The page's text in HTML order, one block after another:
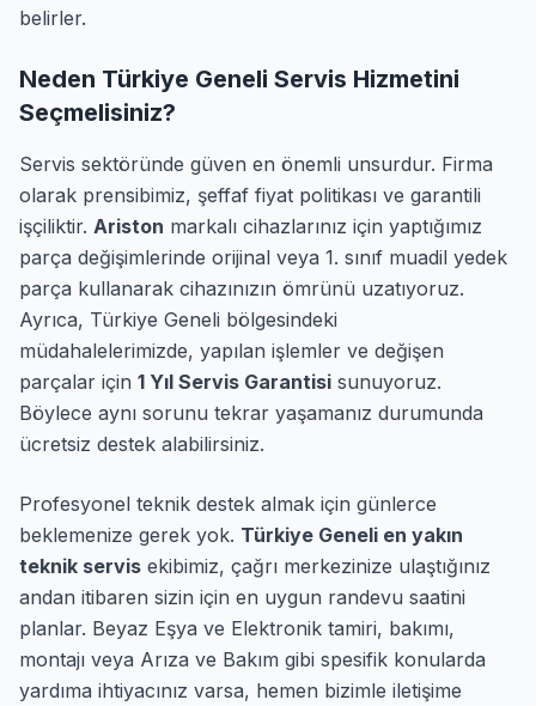
belirler.
Neden Türkiye Geneli Servis Hizmetini
Seçmelisiniz?
Servis sektöründe güven en önemli unsurdur. Firma
olarak prensibimiz, şeffaf fiyat politikası ve garantili
işçiliktir. Ariston markalı cihazlarınız için yaptığımız
parça değişimlerinde orijinal veya 1. sınıf muadil yedek
parça kullanarak cihazınızın ömrünü uzatıyoruz.
Ayrıca, Türkiye Geneli bölgesindeki
müdahalelerimizde, yapılan işlemler ve değişen
parçalar için 1 Yıl Servis Garantisi sunuyoruz.
Böylece aynı sorunu tekrar yaşamanız durumunda
ücretsiz destek alabilirsiniz.
Profesyonel teknik destek almak için günlerce
beklemenize gerek yok. Türkiye Geneli en yakın
teknik servis ekibimiz, çağrı merkezinize ulaştığınız
andan itibaren sizin için en uygun randevu saatini
planlar. Beyaz Eşya ve Elektronik tamiri, bakımı,
montajı veya Arıza ve Bakım gibi spesifik konularda
yardıma ihtiyacınız varsa, hemen bizimle iletişime